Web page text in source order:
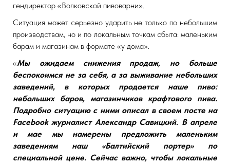
гендиректор «Волковской пивоварни».
Ситуация может серьезно ударить не только по небольшим
производствам, но и по локальным точкам сбыта: маленьким
барам и магазинам в формате «у дома».
«Мы ожидаем снижения продаж, но больше
беспокоимся не за себя, а за выживание небольших
заведений, в которых продается наше пиво:
небольших баров, магазинчиков крафтового пива.
Подробно ситуацию с ними описал в своем посте на
Facebook журналист Александр Савицкий. В апреле
и мае мы намерены предложить маленьким
заведениям наш «Балтийский портер» по
специальной цене. Сейчас важно, чтобы локальные